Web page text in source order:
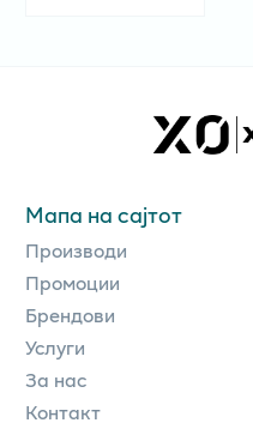
Мапа на сајтот
Производи
Промоции
Брендови
Услуги
За нас
Контакт